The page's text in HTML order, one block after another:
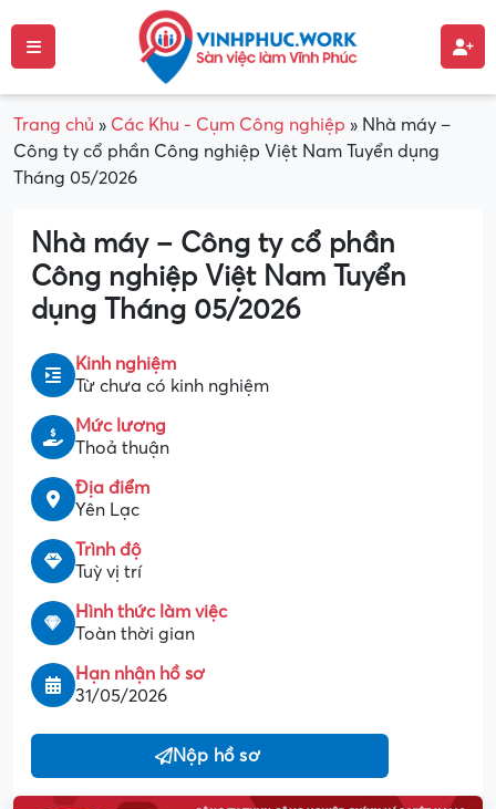
Trang chủ » Các Khu - Cụm Công nghiệp » Nhà máy –
Công ty cổ phần Công nghiệp Việt Nam Tuyển dụng
Tháng 05/2026
Nhà máy – Công ty cổ phần
Công nghiệp Việt Nam Tuyển
dụng Tháng 05/2026
Kinh nghiệm
Từ chưa có kinh nghiệm
Mức lương
Thoả thuận
Địa điểm
Yên Lạc
Trình độ
Tuỳ vị trí
Hình thức làm việc
Toàn thời gian
Hạn nhận hồ sơ
31/05/2026
Nộp hồ sơ